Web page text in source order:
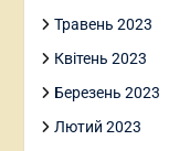
Травень 2023
Квітень 2023
Березень 2023
Лютий 2023